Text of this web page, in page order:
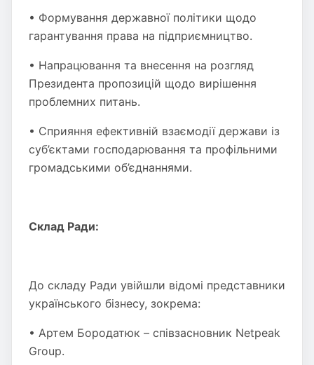
• Формування державної політики щодо
гарантування права на підприємництво.
• Напрацювання та внесення на розгляд
Президента пропозицій щодо вирішення
проблемних питань.
• Сприяння ефективній взаємодії держави із
суб’єктами господарювання та профільними
громадськими об’єднаннями.
Склад Ради:
До складу Ради увійшли відомі представники
українського бізнесу, зокрема:
• Артем Бородатюк – співзасновник Netpeak
Group.